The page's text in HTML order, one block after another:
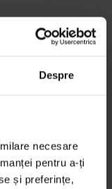
Despre
necesare
pentru a-ți
și preferințe,